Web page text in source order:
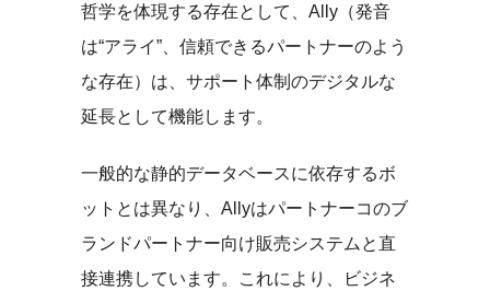
哲学を体現する存在として、Ally（発音
は“アライ”、信頼できるパートナーのよう
な存在）は、サポート体制のデジタルな
延長として機能します。
一般的な静的データベースに依存するボ
ットとは異なり、Allyはパートナーコのブ
ランドパートナー向け販売システムと直
接連携しています。これにより、ビジネ